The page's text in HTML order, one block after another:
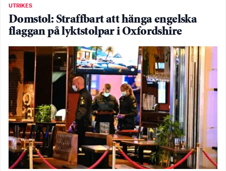
UTRIKES
Domstol: Straffbart att hänga engelska
flaggan på lyktstolpar i Oxfordshire